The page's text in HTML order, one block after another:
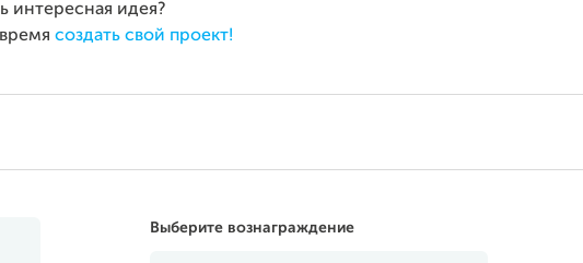
интересная идея?
создать свой проект!
Выберите вознаграждение